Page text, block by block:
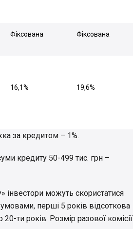
Фіксована Фіксована
16,1% 19,6%
за кредитом – 1%.
кредиту 50-499 тис. грн –
інвестори можуть скористатися
перші 5 років відсоткова
ти років. Розмір разової комісії